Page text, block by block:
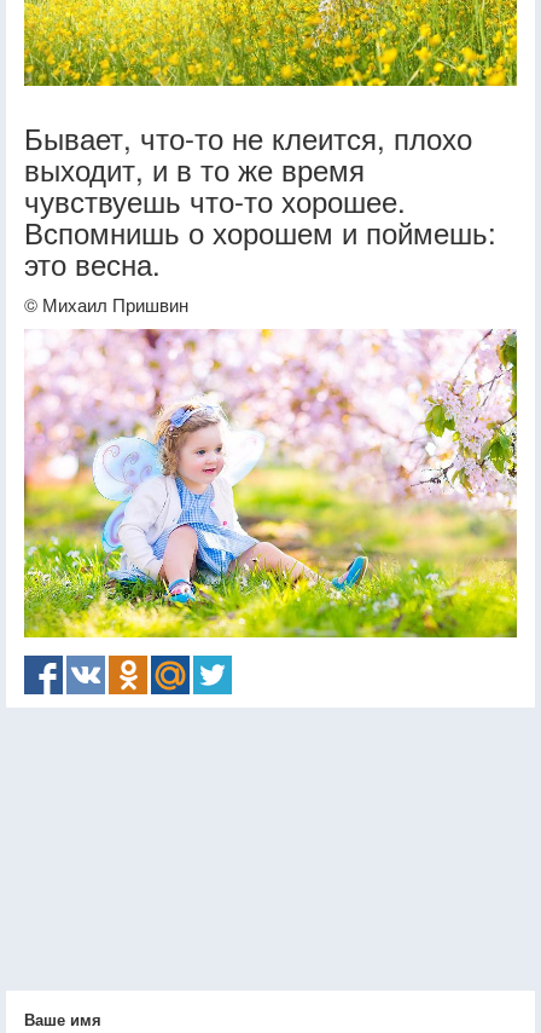
Бывает, что-то не клеится, плохо
выходит, и в то же время
чувствуешь что-то хорошее.
Вспомнишь о хорошем и поймешь:
это весна.
© Михаил Пришвин
Ваше имя